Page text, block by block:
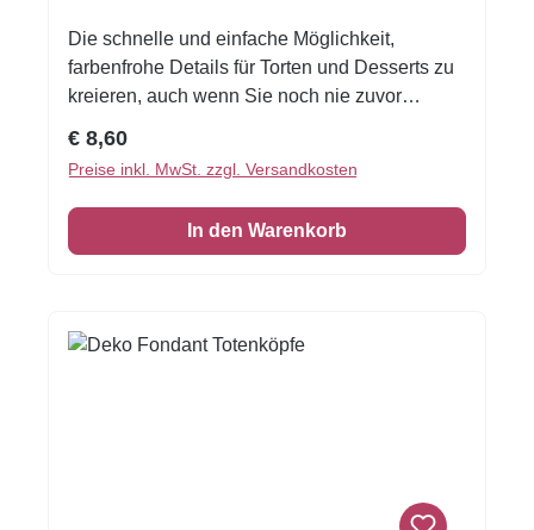
Die schnelle und einfache Möglichkeit,
farbenfrohe Details für Torten und Desserts zu
kreieren, auch wenn Sie noch nie zuvor
schneiden oder stanzen Sie jede beliebige
Form - keine Vorbereitung. Fondantfolie hat
einen leichten, süßen Geschmack. Auch das
Einschlagen von Keksen oder Kuchen ist
Regulärer Preis:
€ 8,60
Preise inkl. MwSt. zzgl. Versandkosten
In den Warenkorb